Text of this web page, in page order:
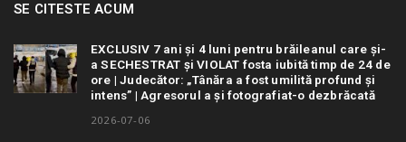
SE CITESTE ACUM
EXCLUSIV 7 ani și 4 luni pentru brăileanul care și-
a SECHESTRAT și VIOLAT fosta iubită timp de 24 de
ore | Judecător: „Tânăra a fost umilită profund și
intens” | Agresorul a și fotografiat-o dezbrăcată
2026-07-06